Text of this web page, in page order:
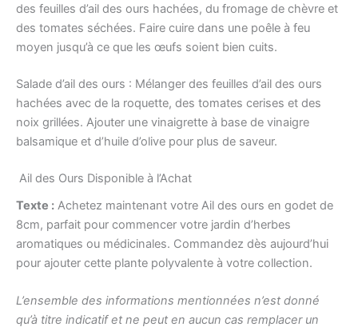
des feuilles d’ail des ours hachées, du fromage de chèvre et
des tomates séchées. Faire cuire dans une poêle à feu
moyen jusqu’à ce que les œufs soient bien cuits.
Salade d’ail des ours : Mélanger des feuilles d’ail des ours
hachées avec de la roquette, des tomates cerises et des
noix grillées. Ajouter une vinaigrette à base de vinaigre
balsamique et d’huile d’olive pour plus de saveur.
Ail des Ours Disponible à l’Achat
Texte : Achetez maintenant votre Ail des ours en godet de
8cm, parfait pour commencer votre jardin d’herbes
aromatiques ou médicinales. Commandez dès aujourd’hui
pour ajouter cette plante polyvalente à votre collection.
L’ensemble des informations mentionnées n’est donné
qu’à titre indicatif et ne peut en aucun cas remplacer un